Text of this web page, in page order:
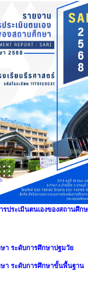
รประเมินตนเองของสถานศึก
า ระดับการศึกษาปฐมวัย
ษา ระดับการศึกษาขั้นพื้นฐาน